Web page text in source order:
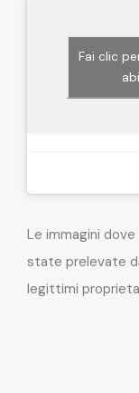
Fai clic
Le immagini
state prelevate
legittimi